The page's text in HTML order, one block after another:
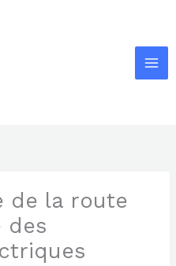
de la route
des